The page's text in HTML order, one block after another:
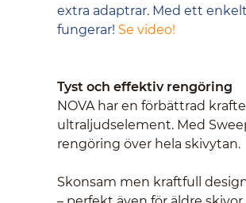
extra adaptrar. Med ett
fungerar! Se video!
Tyst och effektiv rengöring
NOVA har en förbättrad
ultraljudselement. Med
rengöring över hela skivytan.
Skonsam men kraftfull